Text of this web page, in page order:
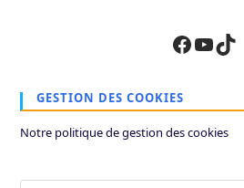
Facebook
YouTube
TikTok
GESTION DES COOKIES
Notre politique de gestion des cookies